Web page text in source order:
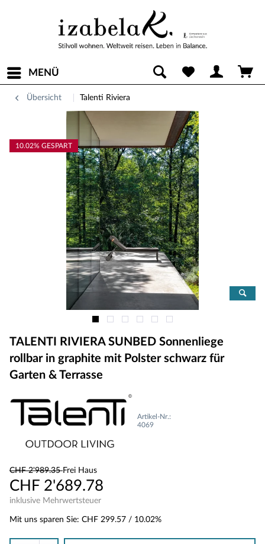
MENÜ
Übersicht Talenti Riviera
10.02% GESPART
TALENTI RIVIERA SUNBED Sonnenliege
rollbar in graphite mit Polster schwarz für
Garten & Terrasse
Artikel-Nr.:
4069
CHF 2'989.35Frei Haus
CHF 2'689.78
inklusive Mehrwertsteuer
Mit uns sparen Sie: CHF 299.57 / 10.02%